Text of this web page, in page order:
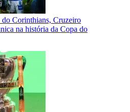
Corinthians, Cruzeiro
na história da Copa do